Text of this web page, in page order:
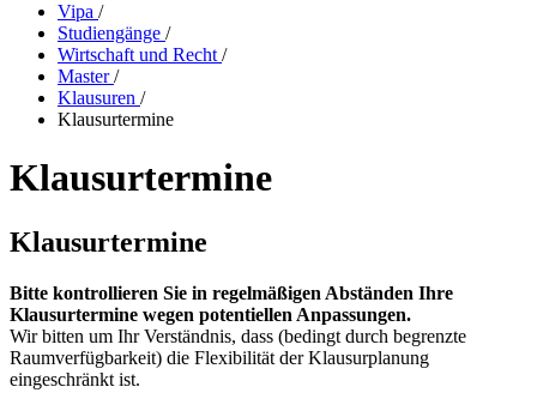
Vipa /
Studiengänge /
Wirtschaft und Recht /
Master/
Klausuren /
Klausurtermine
Klausurtermine
Klausurtermine
Bitte kontrollieren Sie in regelmäßigen Abständen Ihre
Klausurtermine wegen potentiellen Anpassungen.
Wir bitten um Ihr Verständnis, dass (bedingt durch begrenzte
Raumverfügbarkeit) die Flexibilität der Klausurplanung
eingeschränkt ist.